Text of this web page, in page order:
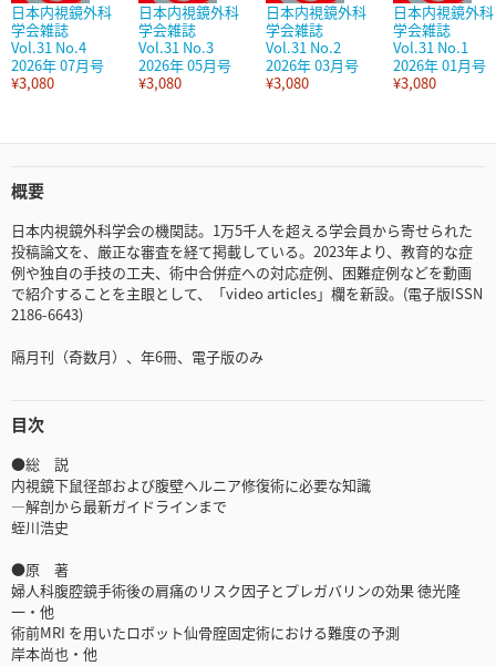
日本内視鏡外科
学会雑誌
Vol.31 No.4
2026年 07月号
¥3,080
日本内視鏡外科
学会雑誌
Vol.31 No.3
2026年 05月号
¥3,080
日本内視鏡外科
学会雑誌
Vol.31 No.2
2026年 03月号
¥3,080
日本内視鏡外科
学会雑誌
Vol.31 No.1
2026年 01月号
¥3,080
概要
日本内視鏡外科学会の機関誌。1万5千人を超える学会員から寄せられた
投稿論文を、厳正な審査を経て掲載している。2023年より、教育的な症
例や独自の手技の工夫、術中合併症への対応症例、困難症例などを動画
で紹介することを主眼として、「video articles」欄を新設。(電子版ISSN
2186-6643)
隔月刊（奇数月）、年6冊、電子版のみ
目次
●総 説
内視鏡下鼠径部および腹壁ヘルニア修復術に必要な知識
―解剖から最新ガイドラインまで
蛭川浩史
●原 著
婦人科腹腔鏡手術後の肩痛のリスク因子とプレガバリンの効果 徳光隆
一・他
術前MRI を用いたロボット仙骨腟固定術における難度の予測
岸本尚也・他